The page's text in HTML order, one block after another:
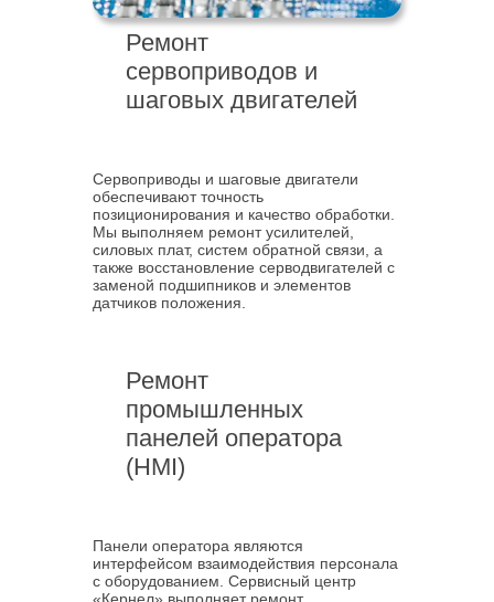
Ремонт
сервоприводов и
шаговых двигателей
Сервоприводы и шаговые двигатели
обеспечивают точность
позиционирования и качество обработки.
Мы выполняем ремонт усилителей,
силовых плат, систем обратной связи, а
также восстановление серводвигателей с
заменой подшипников и элементов
датчиков положения.
Ремонт
промышленных
панелей оператора
(HMI)
Панели оператора являются
интерфейсом взаимодействия персонала
с оборудованием. Сервисный центр
«Кернел» выполняет ремонт